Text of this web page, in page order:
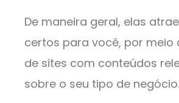
De maneira geral, elas
certos para você, por meio
de sites com conteúdos
sobre o seu tipo de negócio.